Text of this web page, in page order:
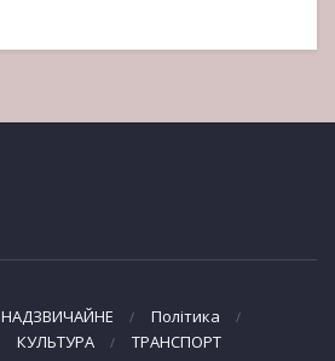
НАДЗВИЧАЙНЕ
Політика
КУЛЬТУРА ТРАНСПОРТ